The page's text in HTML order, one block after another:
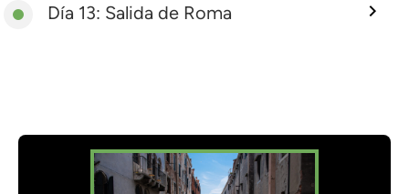
Día 13: Salida de Roma